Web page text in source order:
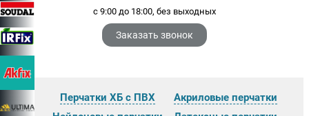
с 9:00 до 18:00, без выходных
Заказать звонок
Перчатки ХБ с ПВХ
Акриловые перчатки